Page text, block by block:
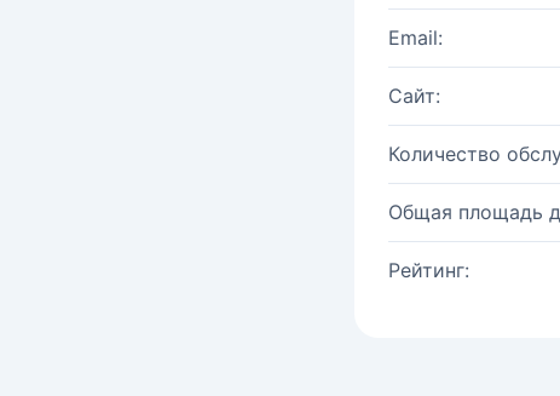
Email:
Сайт:
Количество
Общая площадь
Рейтинг: